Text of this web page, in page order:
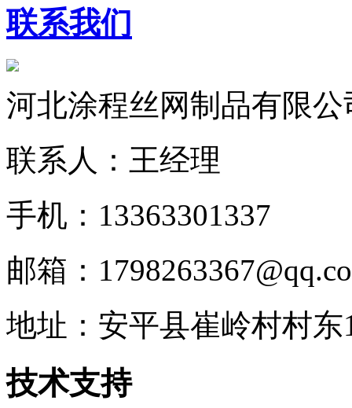
联系我们
河北涂程丝网制品有限公
联系人：王经理
手机：13363301337
邮箱：
地址：安平县崔岭村村东
技术支持